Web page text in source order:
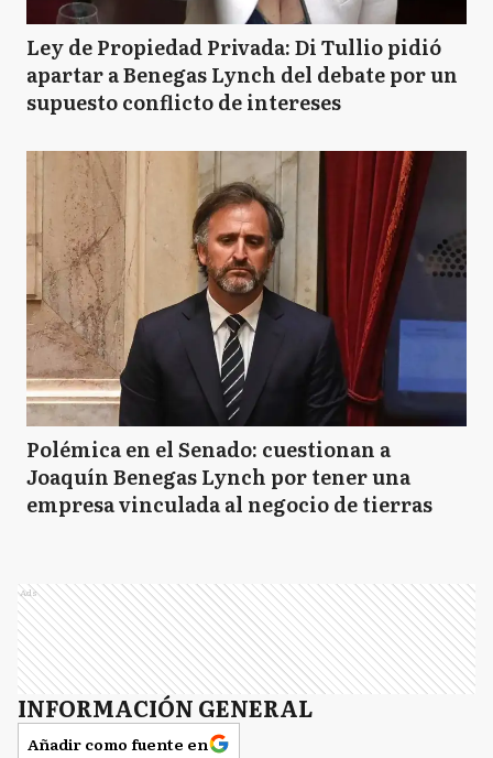
Ley de Propiedad Privada: Di Tullio pidió
apartar a Benegas Lynch del debate por un
supuesto conflicto de intereses
Polémica en el Senado: cuestionan a
Joaquín Benegas Lynch por tener una
empresa vinculada al negocio de tierras
Ads
INFORMACIÓN GENERAL
Añadir como fuente en